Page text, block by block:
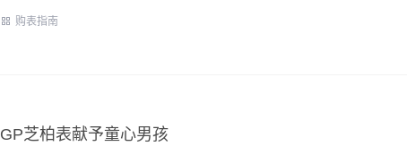
购表指南
GP芝柏表献予童心男孩